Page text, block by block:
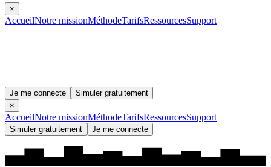
×
AccueilNotre missionMéthodeTarifsRessourcesSupport
Je me connecte
Simuler gratuitement
×
AccueilNotre missionMéthodeTarifsRessourcesSupport
Simuler gratuitement Je me connecte